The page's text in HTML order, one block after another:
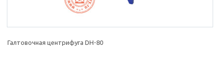
Галтовочная центрифуга DH-80